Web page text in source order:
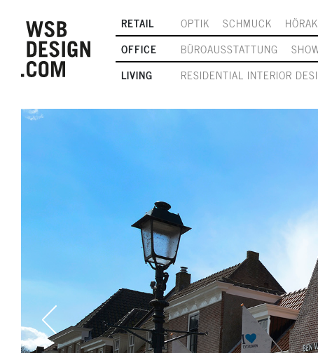
RETAIL OPTIK SCHMUCK
OFFICE
BÜROAUSSTATTUNG
LIVING
RESIDENTIAL INTERIOR